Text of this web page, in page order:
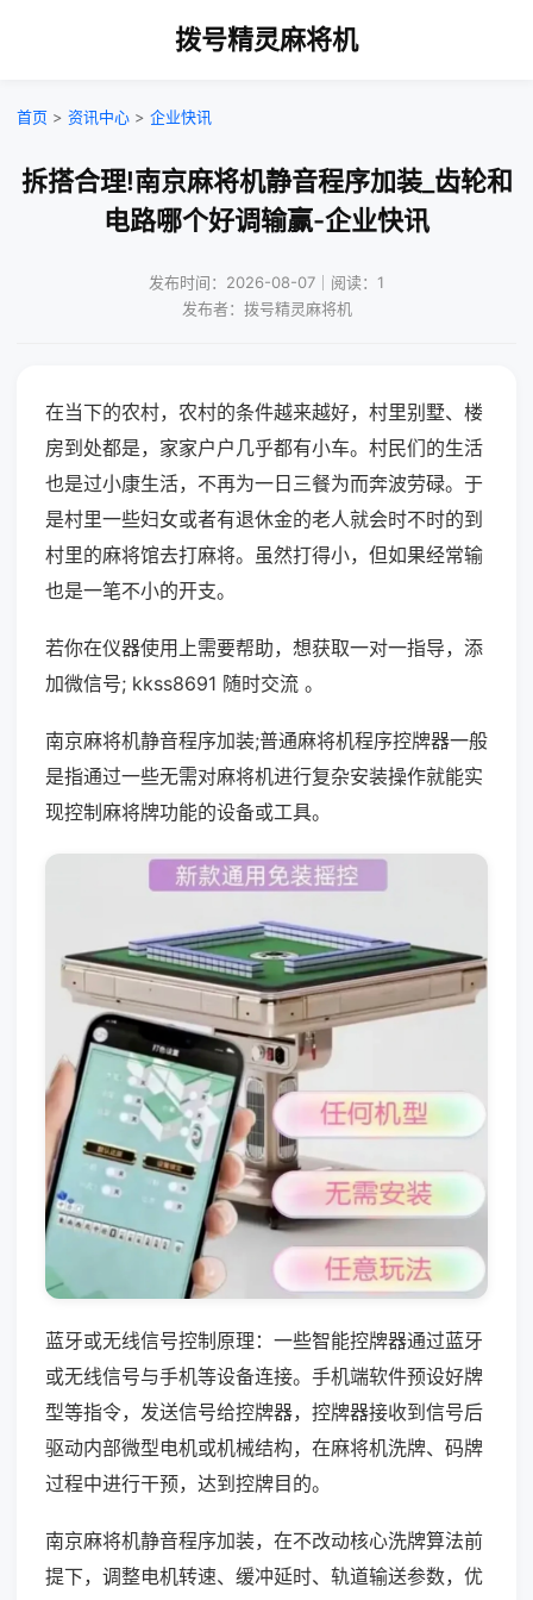
拨号精灵麻将机
首页 > 资讯中心 > 企业快讯
拆搭合理!南京麻将机静音程序加装_齿轮和
电路哪个好调输赢-企业快讯
发布时间：2026-08-07｜阅读：1
发布者：拨号精灵麻将机
在当下的农村，农村的条件越来越好，村里别墅、楼
房到处都是，家家户户几乎都有小车。村民们的生活
也是过小康生活，不再为一日三餐为而奔波劳碌。于
是村里一些妇女或者有退休金的老人就会时不时的到
村里的麻将馆去打麻将。虽然打得小，但如果经常输
也是一笔不小的开支。
若你在仪器使用上需要帮助，想获取一对一指导，添
加微信号; kkss8691 随时交流 。
南京麻将机静音程序加装;普通麻将机程序控牌器一般
是指通过一些无需对麻将机进行复杂安装操作就能实
现控制麻将牌功能的设备或工具。
蓝牙或无线信号控制原理：一些智能控牌器通过蓝牙
或无线信号与手机等设备连接。手机端软件预设好牌
型等指令，发送信号给控牌器，控牌器接收到信号后
驱动内部微型电机或机械结构，在麻将机洗牌、码牌
过程中进行干预，达到控牌目的。
南京麻将机静音程序加装，在不改动核心洗牌算法前
提下，调整电机转速、缓冲延时、轨道输送参数，优